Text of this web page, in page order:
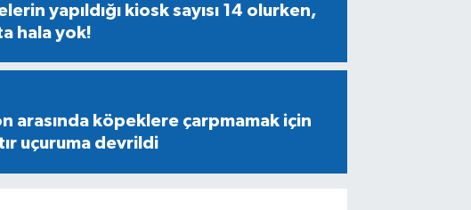
yapıldığı kiosk sayısı 14 olurken,
hala yok!
arasında köpeklere çarpmamak için
uçuruma devrildi